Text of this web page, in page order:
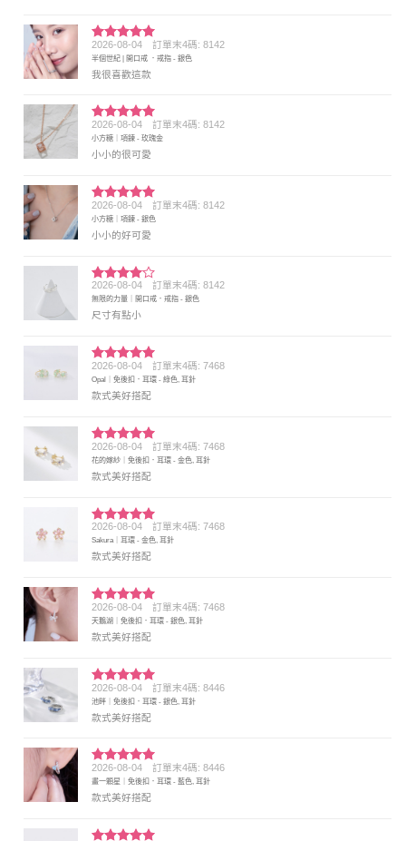
評分5滿
分 5
2026-08-04 訂單末4碼: 8142
半個世紀 | 開口戒 ．戒指 - 銀色
我很喜歡這款
評分5 滿
分 5
2026-08-04 訂單末4碼: 8142
小方糖｜項鍊 - 玫瑰金
小小的很可愛
評分5 滿
分 5
2026-08-04 訂單末4碼: 8142
小方糖｜項鍊 - 銀色
小小的好可愛
評分4
滿分 5
2026-08-04 訂單末4碼: 8142
無限的力量｜開口戒．戒指 - 銀色
尺寸有點小
評分5 滿
分 5
2026-08-04 訂單末4碼: 7468
Opal｜免後扣．耳環 - 綠色, 耳針
款式美好搭配
評分5 滿
分 5
2026-08-04 訂單末4碼: 7468
花的嫁紗｜免後扣．耳環 - 金色, 耳針
款式美好搭配
評分5 滿
分 5
2026-08-04 訂單末4碼: 7468
Sakura｜耳環 - 金色, 耳針
款式美好搭配
評分5 滿
分 5
2026-08-04 訂單末4碼: 7468
天鵝湖｜免後扣．耳環 - 銀色, 耳針
款式美好搭配
評分5滿
分 5
2026-08-04 訂單末4碼: 8446
池畔｜免後扣．耳環 - 銀色, 耳針
款式美好搭配
評分5 滿
分 5
2026-08-04 訂單末4碼: 8446
畫一顆星｜免後扣．耳環 - 藍色, 耳針
款式美好搭配